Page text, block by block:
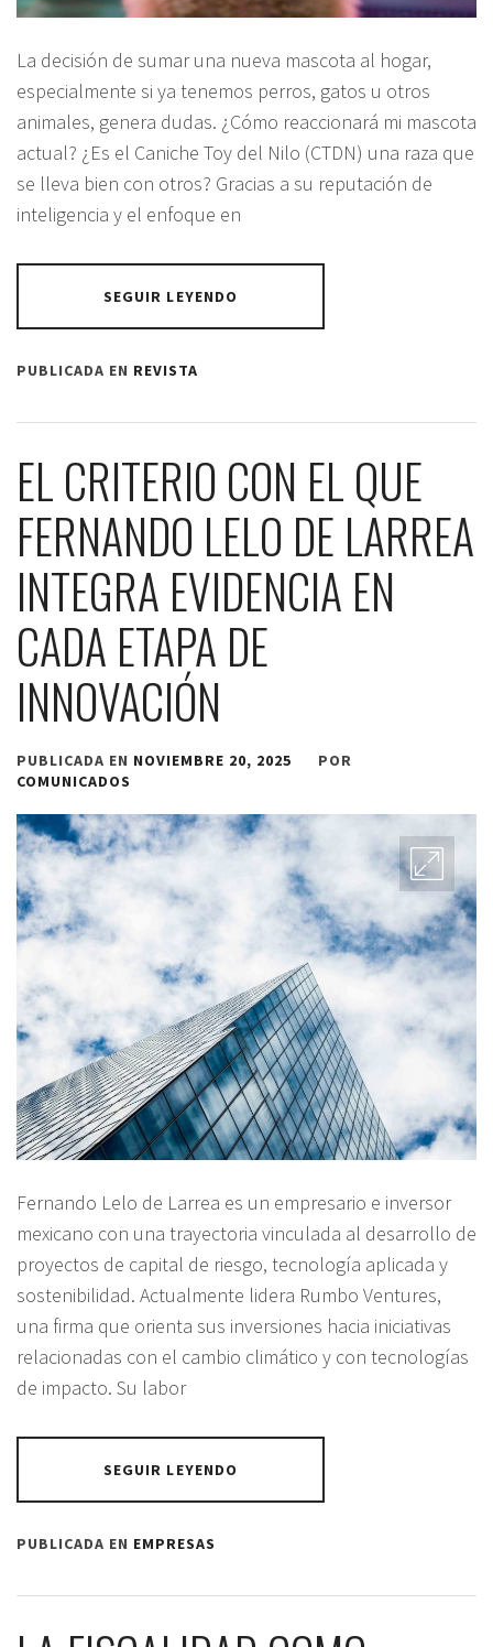
La decisión de sumar una nueva mascota al hogar,
especialmente si ya tenemos perros, gatos u otros
animales, genera dudas. ¿Cómo reaccionará mi mascota
actual? ¿Es el Caniche Toy del Nilo (CTDN) una raza que
se lleva bien con otros? Gracias a su reputación de
inteligencia y el enfoque en
SEGUIR LEYENDO
PUBLICADA EN REVISTA
EL CRITERIO CON EL QUE
FERNANDO LELO DE LARREA
INTEGRA EVIDENCIA EN
CADA ETAPA DE
INNOVACIÓN
PUBLICADA EN NOVIEMBRE 20, 2025
POR
COMUNICADOS
Fernando Lelo de Larrea es un empresario e inversor
mexicano con una trayectoria vinculada al desarrollo de
proyectos de capital de riesgo, tecnología aplicada y
sostenibilidad. Actualmente lidera Rumbo Ventures,
una firma que orienta sus inversiones hacia iniciativas
relacionadas con el cambio climático y con tecnologías
de impacto. Su labor
SEGUIR LEYENDO
PUBLICADA EN EMPRESAS